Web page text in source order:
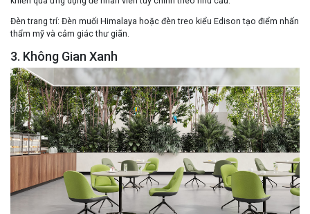
Đèn trang trí: Đèn muối Himalaya hoặc đèn treo kiểu Edison tạo điểm nhấn
thẩm mỹ và cảm giác thư giãn.
3. Không Gian Xanh